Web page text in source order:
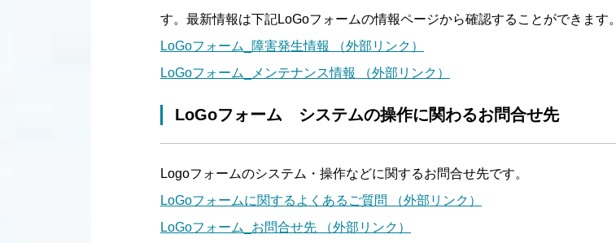
す。最新情報は下記LoGoフォームの情報ページから確認することができます。
LoGoフォーム_障害発生情報 （外部リンク）
LoGoフォーム_メンテナンス情報 （外部リンク）
LoGoフォーム システムの操作に関わるお問合せ先
Logoフォームのシステム・操作などに関するお問合せ先です。
LoGoフォームに関するよくあるご質問 （外部リンク）
LoGoフォーム_お問合せ先 （外部リンク）